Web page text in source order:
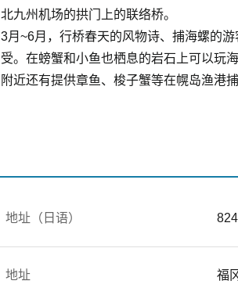
北九州机场的拱门上的联络桥。
3月~6月，行桥春天的风物诗、捕海螺的
受。在螃蟹和小鱼也栖息的岩石上可以玩
附近还有提供章鱼、梭子蟹等在幌岛渔港
地址（日语）
地址 福